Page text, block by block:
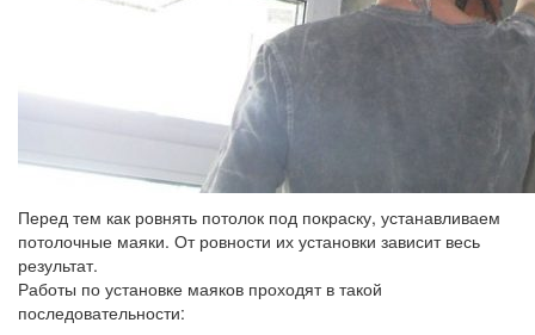
Перед тем как ровнять потолок под покраску, устанавливаем
потолочные маяки. От ровности их установки зависит весь
результат.
Работы по установке маяков проходят в такой
последовательности: